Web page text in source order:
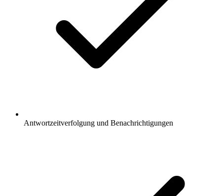
Antwortzeitverfolgung und Benachrichtigungen